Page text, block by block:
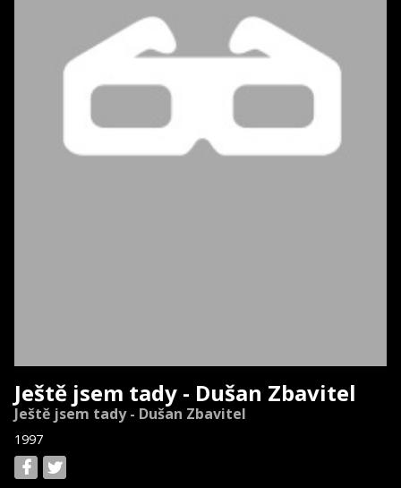
Ještě jsem tady - Dušan Zbavitel
Ještě jsem tady - Dušan Zbavitel
1997